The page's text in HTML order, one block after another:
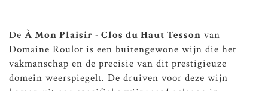
De À Mon Plaisir - Clos du Haut Tesson van
Domaine Roulot is een buitengewone wijn die het
vakmanschap en de precisie van dit prestigieuze
domein weerspiegelt. De druiven voor deze wijn